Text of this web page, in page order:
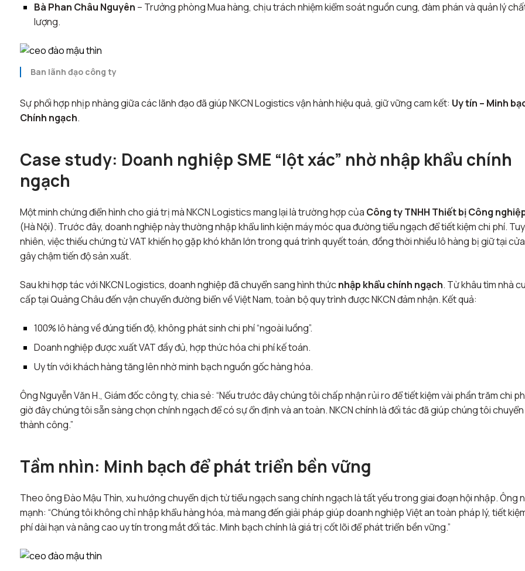
Bà Phan Châu Nguyên – Trưởng phòng Mua hàng, chịu trách nhiệm kiểm soát nguồn cung, đàm phán và quản lý
lượng.
Ban lãnh đạo công ty
Sự phối hợp nhịp nhàng giữa các lãnh đạo đã giúp NKCN Logistics vận hành hiệu quả, giữ vững cam kết: Uy tín – Minh
Chính ngạch.
Case study: Doanh nghiệp SME “lột xác” nhờ nhập khẩu chính
ngạch
Một minh chứng điển hình cho giá trị mà NKCN Logistics mang lại là trường hợp của Công ty TNHH Thiết bị Công
(Hà Nội). Trước đây, doanh nghiệp này thường nhập khẩu linh kiện máy móc qua đường tiểu ngạch để tiết kiệm chi phí. Tuy
nhiên, việc thiếu chứng từ VAT khiến họ gặp khó khăn lớn trong quá trình quyết toán, đồng thời nhiều lô hàng bị giữ tại
gây chậm tiến độ sản xuất.
Sau khi hợp tác với NKCN Logistics, doanh nghiệp đã chuyển sang hình thứcnhập khẩu chính ngạch. Từ khâu tìm nhà
cấp tại Quảng Châu đến vận chuyển đường biển về Việt Nam, toàn bộ quy trình được NKCN đảm nhận. Kết quả:
100% lô hàng về đúng tiến độ, không phát sinh chi phí “ngoài luồng”.
Doanh nghiệp được xuất VAT đầy đủ, hợp thức hóa chi phí kế toán.
Uy tín với khách hàng tăng lên nhờ minh bạch nguồn gốc hàng hóa.
Ông Nguyễn Văn H., Giám đốc công ty, chia sẻ: “Nếu trước đây chúng tôi chấp nhận rủi ro để tiết kiệm vài phần trăm chi
giờ đây chúng tôi sẵn sàng chọn chính ngạch để có sự ổn định và an toàn. NKCN chính là đối tác đã giúp chúng tôi chuyển
thành công.”
Tầm nhìn: Minh bạch để phát triển bền vững
Theo ông Đào Mậu Thìn, xu hướng chuyển dịch từ tiểu ngạch sang chính ngạch là tất yếu trong giai đoạn hội nhập. Ông
mạnh: “Chúng tôi không chỉ nhập khẩu hàng hóa, mà mang đến giải pháp giúp doanh nghiệp Việt an toàn pháp lý, tiết
phí dài hạn và nâng cao uy tín trong mắt đối tác. Minh bạch chính là giá trị cốt lõi để phát triển bền vững.”